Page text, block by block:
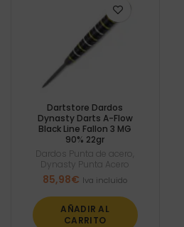
Dartstore Dardos
Dynasty Darts A-Flow
Black Line Fallon 3 MG
90% 22gr
Dardos Punta de acero
Dynasty Punta Acero
85,98€ Iva incluido
AÑADIR AL
CARRITO